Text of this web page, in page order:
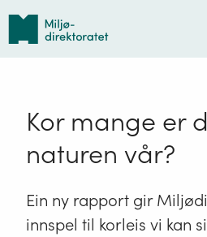
Tilbake
forsiden
Kor mange er
naturen vår?
Ein ny rapport gir
innspel til korleis vi kan